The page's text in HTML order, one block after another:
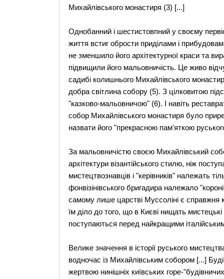
Михайлівського монастиря (3) [...]
Однобанний і шестистовпний у своєму
життя встиг обрости приділами і
не зменшило його архітектурної краси та
підвищили його мальовничість. Це живо
садибі колишнього Михайлівського
добра світлина собору (5). З цілковитою
"казково-мальовничою" (6). І навіть
собор Михайлівського монастиря було
назвати його "прекрасною пам'яткою
За мальовничістю своєю Михайлівський
архітектури візантійського стилю, ніж
мистецтвознавців і "керівників" належать
фонвізінівського бригадира належало
самому лише царстві Муссоліні є справжня
їм діло до того, що в Києві нищать
поступаються перед найкращими
Велике значення в історії руського
водночас із Михайлівським собором [...]
жертвою нинішніх київських горе-